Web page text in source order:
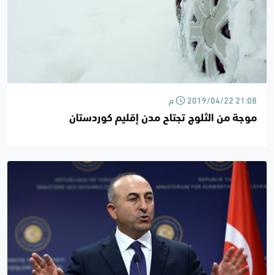
2019/04/22 21:08 م
موجة من الثلوج تجتاح مدن إقليم كوردستان